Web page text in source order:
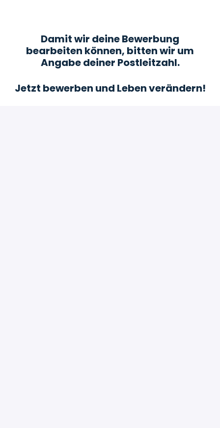
Damit wir deine Bewerbung
bearbeiten können, bitten wir um
Angabe deiner Postleitzahl.
Jetzt bewerben und Leben verändern!